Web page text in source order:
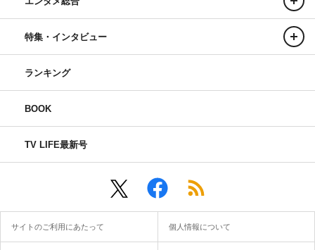
特集・インタビュー
ランキング
BOOK
TV LIFE最新号
サイトのご利用にあたって 個人情報について